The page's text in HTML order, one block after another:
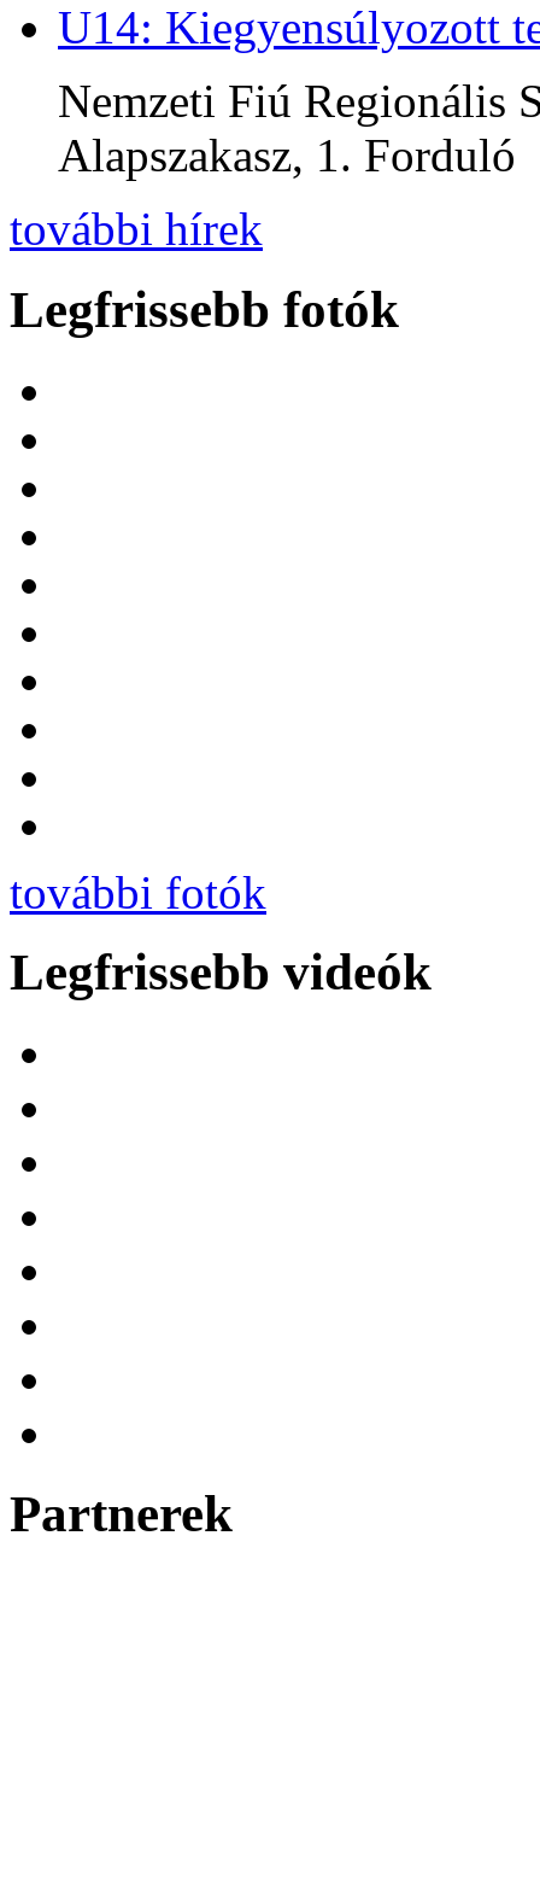
U14: Kiegyensúlyozott
Nemzeti Fiú Regionális
Alapszakasz, 1. Forduló
további hírek
Legfrissebb fotók
további fotók
Legfrissebb videók
Partnerek